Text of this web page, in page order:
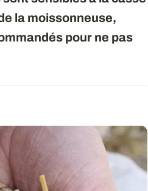
la moissonneuse,
pour ne pas